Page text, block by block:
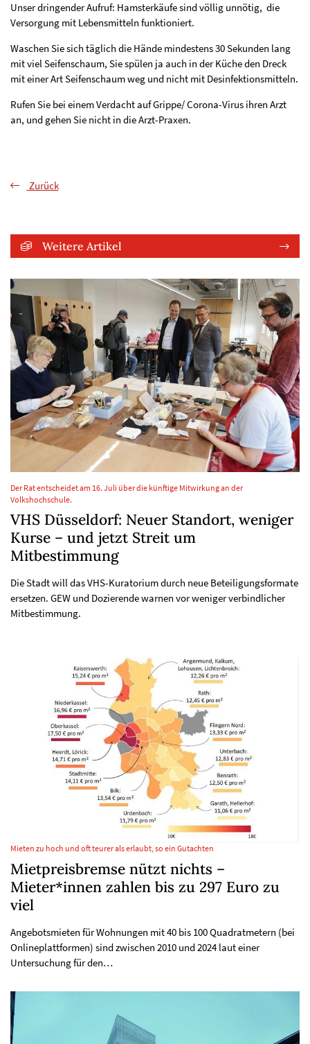
Unser dringender Aufruf: Hamsterkäufe sind völlig unnötig, die
Versorgung mit Lebensmitteln funktioniert.
Waschen Sie sich täglich die Hände mindestens 30 Sekunden lang
mit viel Seifenschaum, Sie spülen ja auch in der Küche den Dreck
mit einer Art Seifenschaum weg und nicht mit Desinfektionsmitteln.
Rufen Sie bei einem Verdacht auf Grippe/ Corona-Virus ihren Arzt
an, und gehen Sie nicht in die Arzt-Praxen.
Zurück
Weitere Artikel
Der Rat entscheidet am 16. Juli über die künftige Mitwirkung an der
Volkshochschule.
VHS Düsseldorf: Neuer Standort, weniger
Kurse – und jetzt Streit um
Mitbestimmung
Die Stadt will das VHS-Kuratorium durch neue Beteiligungsformate
ersetzen. GEW und Dozierende warnen vor weniger verbindlicher
Mitbestimmung.
Mieten zu hoch und oft teurer als erlaubt, so ein Gutachten
Mietpreisbremse nützt nichts –
Mieter*innen zahlen bis zu 297 Euro zu
viel
Angebotsmieten für Wohnungen mit 40 bis 100 Quadratmetern (bei
Onlineplattformen) sind zwischen 2010 und 2024 laut einer
Untersuchung für den…